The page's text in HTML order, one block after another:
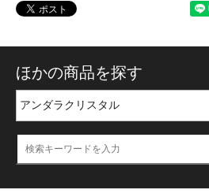
ほかの商品を探す